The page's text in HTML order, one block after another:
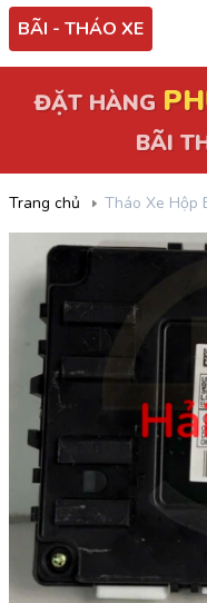
BÃI - THÁO XE
ĐẶT HÀNG
BÃI
Trang chủ Tháo Xe Hộp